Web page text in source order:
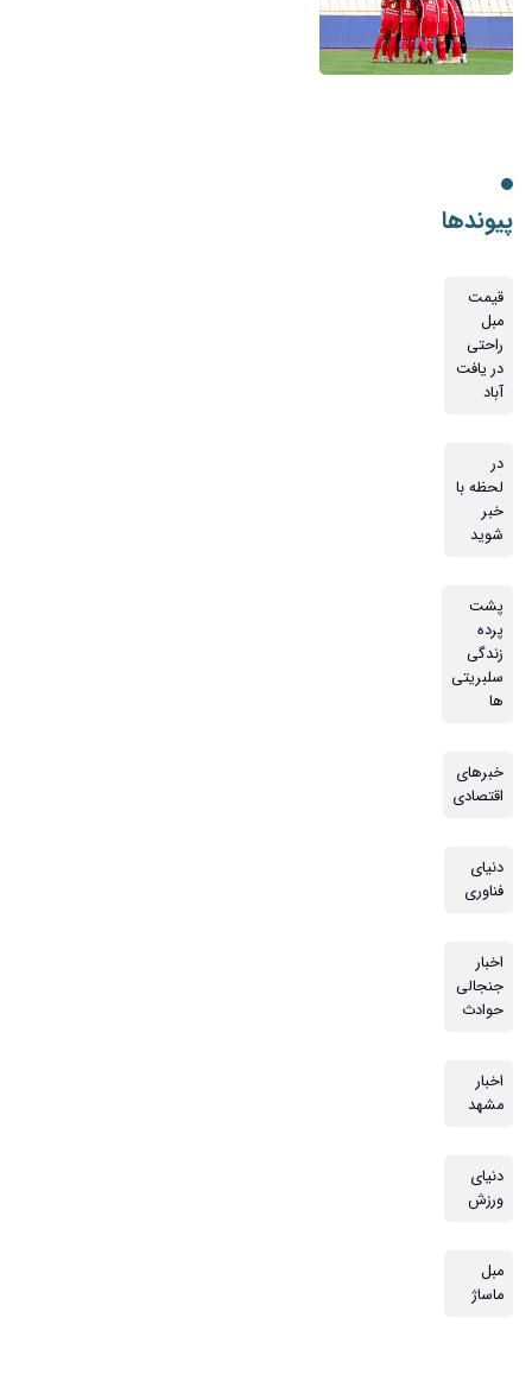
پیوندها
قیمت
مبل
راحتی
در یافت
آباد
در
لحظه با
خبر
شوید
پشت
پرده
زندگی
سلبریتی
ها
خبرهای
اقتصادی
دنیای
فناوری
اخبار
جنجالی
حوادث
اخبار
مشهد
دنیای
ورزش
مبل
ماساژ